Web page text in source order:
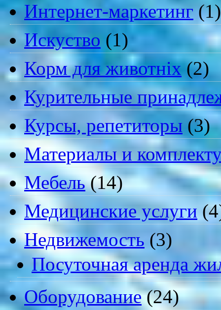
Интернет-маркетинг(1)
Искуство (1)
Корм для животніх(2)
Курительные
Курсы, репетиторы (3)
Материалы и
Мебель(14)
Медицинские услуги
Недвижемость (3)
Посуточная аренда
Оборудование(24)